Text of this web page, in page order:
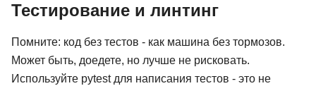
Тестирование и линтинг
Помните: код без тестов - как машина без тормозов.
Может быть, доедете, но лучше не рисковать.
Используйте pytest для написания тестов - это не